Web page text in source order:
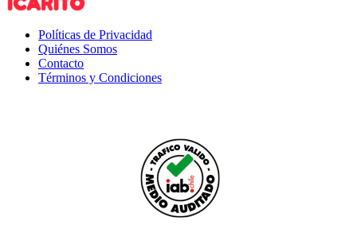
Políticas de Privacidad
Quiénes Somos
Contacto
Términos y Condiciones